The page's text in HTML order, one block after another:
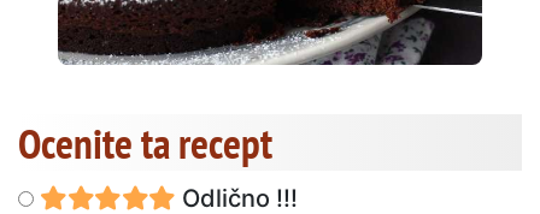
Ocenite ta recept
Odlično !!!